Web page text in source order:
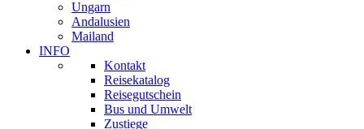
Ungarn
Andalusien
Mailand
INFO
Kontakt
Reisekatalog
Reisegutschein
Bus und Umwelt
Zustiege